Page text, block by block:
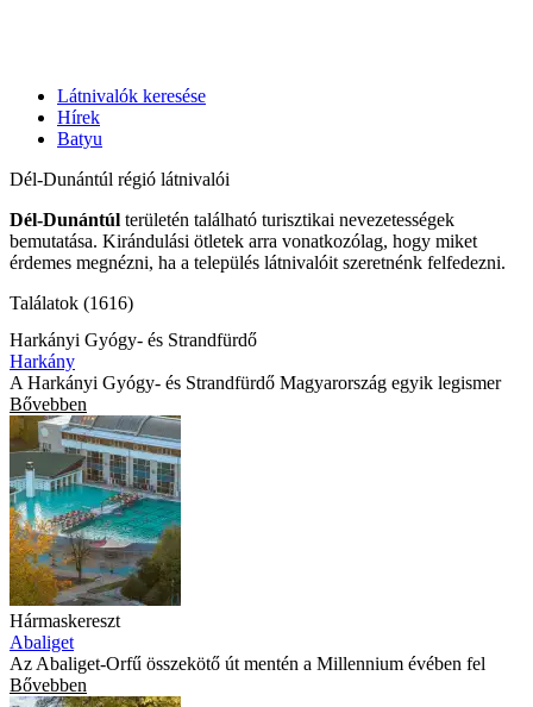
Látnivalók keresése
Hírek
Batyu
Dél-Dunántúl régió látnivalói
Dél-Dunántúl területén található turisztikai nevezetességek
bemutatása. Kirándulási ötletek arra vonatkozólag, hogy miket
érdemes megnézni, ha a település látnivalóit szeretnénk felfedezni.
Találatok (1616)
Harkányi Gyógy- és Strandfürdő
Harkány
A Harkányi Gyógy- és Strandfürdő Magyarország egyik legismer
Bővebben
Hármaskereszt
Abaliget
Az Abaliget-Orfű összekötő út mentén a Millennium évében fel
Bővebben